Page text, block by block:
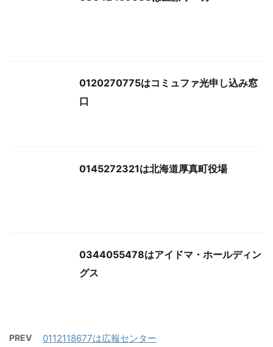
0120270775はコミュファ光申し込み窓
口
0145272321は北海道厚真町役場
0344055478はアイドマ・ホールディン
グス
PREV 0112118677は広報センター